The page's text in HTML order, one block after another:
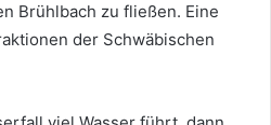
Brühlbach zu fließen. Eine
der Schwäbischen